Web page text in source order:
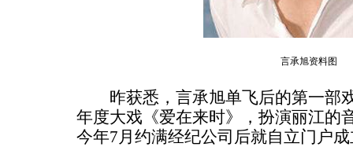
言承旭资料图
昨获悉，言承旭单飞后的第一部
年度大戏《爱在来时》，扮演丽江的
今年7月约满经纪公司后就自立门户成